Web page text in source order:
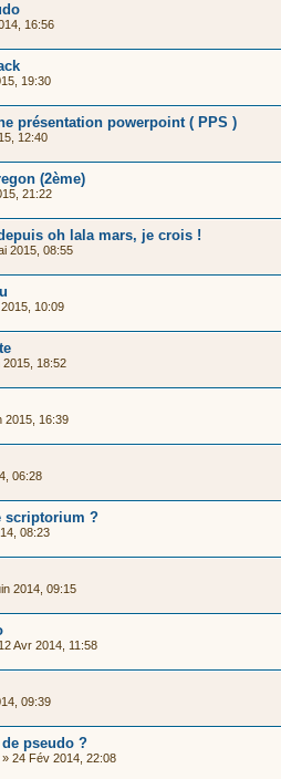
16:56
19:30
présentation powerpoint ( PPS )
12:40
(2ème)
21:22
oh lala mars, je crois !
2015, 08:55
10:09
2015, 18:52
2015, 16:39
06:28
scriptorium ?
08:23
2014, 09:15
Avr 2014, 11:58
09:39
pseudo ?
» 24 Fév 2014, 22:08